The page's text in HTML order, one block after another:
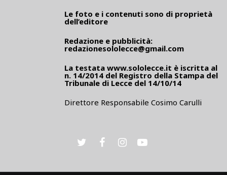
Le foto e i contenuti sono di proprietà
dell’editore
Redazione e pubblicità:
redazionesololecce@gmail.com
La testata www.sololecce.it è iscritta al
n. 14/2014 del Registro della Stampa del
Tribunale di Lecce del 14/10/14
Direttore Responsabile Cosimo Carulli